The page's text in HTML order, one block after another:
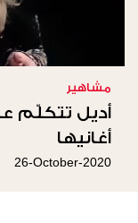
مشاهير
أديل تتكلّم
أغانيها
26-October-2020